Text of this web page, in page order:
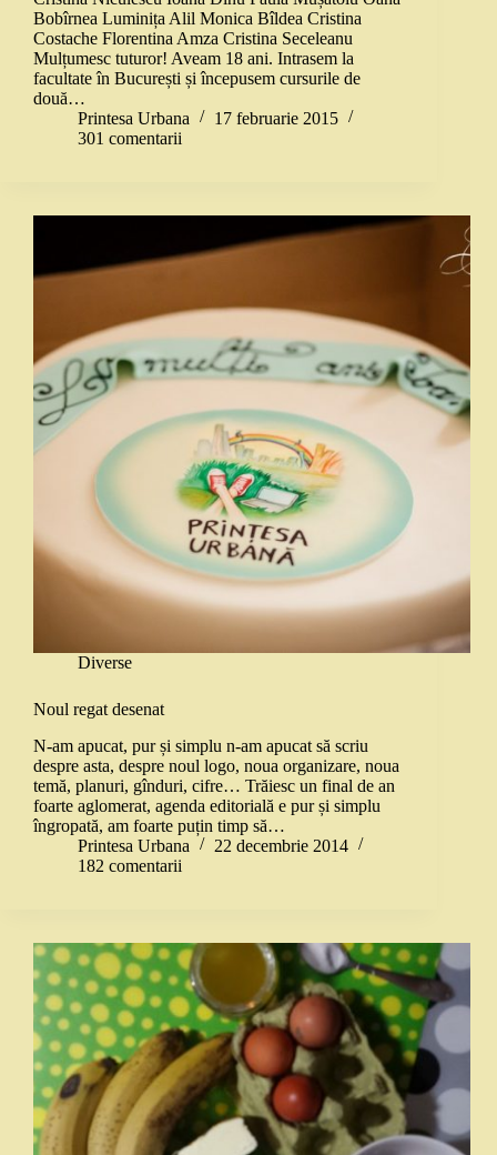
Bobîrnea Luminița Alil Monica Bîldea Cristina
Costache Florentina Amza Cristina Seceleanu
Mulțumesc tuturor! Aveam 18 ani. Intrasem la
facultate în București și începusem cursurile de
două…
Printesa Urbana
17 februarie 2015
301 comentarii
Diverse
Noul regat desenat
N-am apucat, pur și simplu n-am apucat să scriu
despre asta, despre noul logo, noua organizare, noua
temă, planuri, gînduri, cifre… Trăiesc un final de an
foarte aglomerat, agenda editorială e pur și simplu
îngropată, am foarte puțin timp să…
Printesa Urbana
22 decembrie 2014
182 comentarii